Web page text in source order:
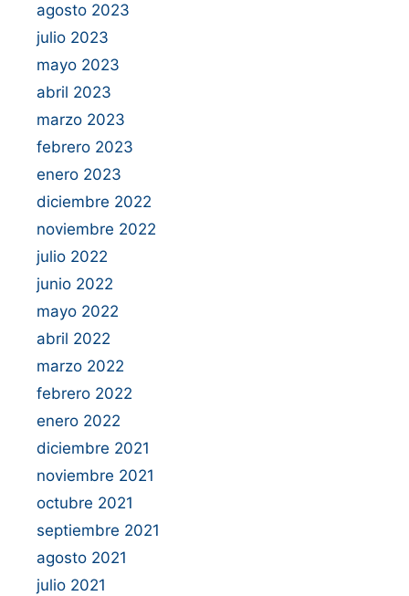
agosto 2023
julio 2023
mayo 2023
abril 2023
marzo 2023
febrero 2023
enero 2023
diciembre 2022
noviembre 2022
julio 2022
junio 2022
mayo 2022
abril 2022
marzo 2022
febrero 2022
enero 2022
diciembre 2021
noviembre 2021
octubre 2021
septiembre 2021
agosto 2021
julio 2021